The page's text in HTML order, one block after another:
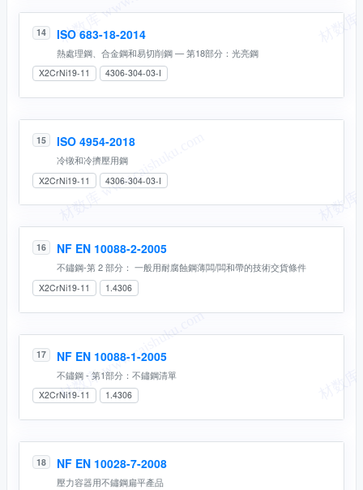
14 ISO 683-18-2014
熱處理鋼、合金鋼和易切削鋼 — 第18部分：光亮鋼
X2CrNi19-11 4306-304-03-I
15 ISO 4954-2018
冷镦和冷擠壓用鋼
X2CrNi19-11 4306-304-03-I
16 NF EN 10088-2-2005
不鏽鋼-第 2 部分： 一般用耐腐蝕鋼薄闆/闆和帶的技術交貨條件
X2CrNi19-11 1.4306
17 NF EN 10088-1-2005
不鏽鋼 - 第1部分：不鏽鋼清單
X2CrNi19-11 1.4306
18 NF EN 10028-7-2008
壓力容器用不鏽鋼扁平產品